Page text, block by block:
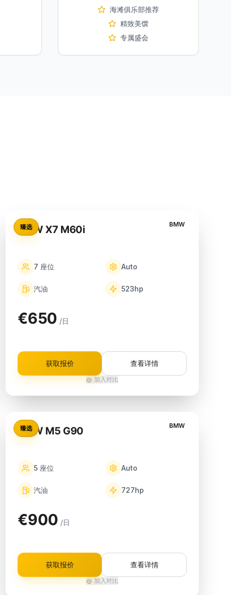
海滩俱乐部推荐
精致美馔
专属盛会
臻选 BMW
BMW X7 M60i
7 座位 Auto
汽油 523hp
€650 /日
获取报价 查看详情
加入对比
臻选 BMW
BMW M5 G90
5 座位 Auto
汽油 727hp
€900 /日
获取报价 查看详情
加入对比